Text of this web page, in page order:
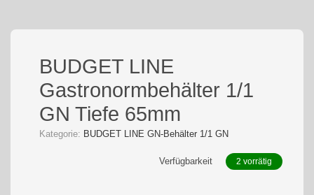
BUDGET LINE
Gastronormbehälter 1/1
GN Tiefe 65mm
Kategorie: BUDGET LINE GN-Behälter 1/1 GN
Verfügbarkeit 2 vorrätig